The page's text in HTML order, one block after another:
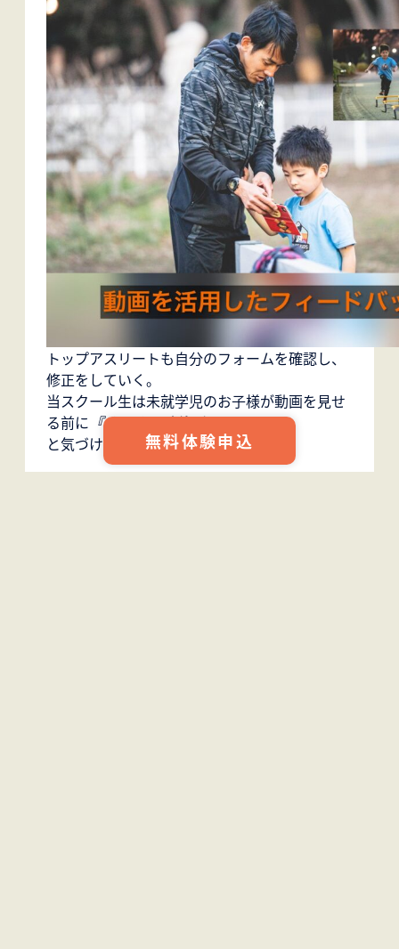
無料体験申込
トップアスリートも自分のフォームを確認し、
修正をしていく。
当スクール生は未就学児のお子様が動画を見せ
る前に 『さっきの腕伸びてた！』
と気づけるようになりました。